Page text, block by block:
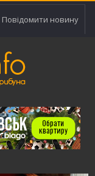
Повідомити новину